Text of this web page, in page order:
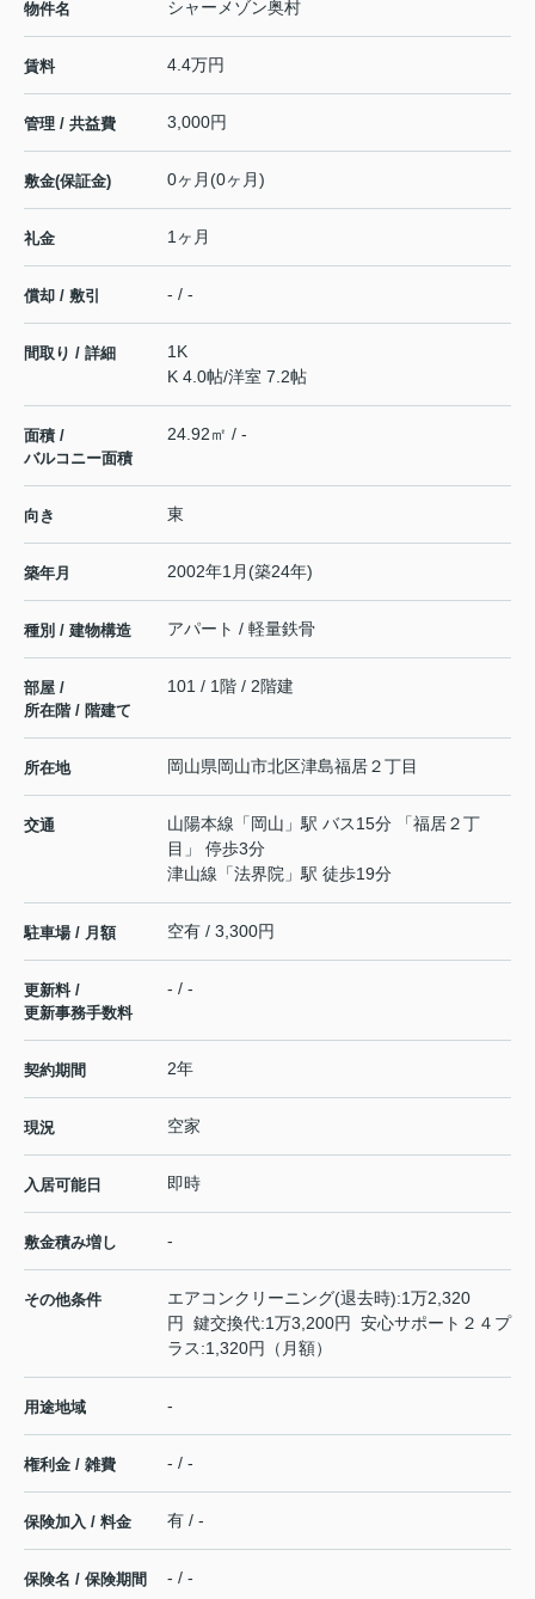
物件名 シャーメゾン奥村
賃料 4.4万円
管理 / 共益費 3,000円
敷金(保証金) 0ヶ月(0ヶ月)
礼金 1ヶ月
償却 / 敷引 - / -
間取り / 詳細
1K
K 4.0帖/洋室 7.2帖
面積 /
バルコニー面積
24.92㎡ / -
向き 東
築年月 2002年1月(築24年)
種別 / 建物構造 アパート / 軽量鉄骨
部屋 /
所在階 / 階建て
101 / 1階 / 2階建
所在地 岡山県岡山市北区津島福居２丁目
交通 山陽本線 「 岡山 」駅 バス15分 「福居２丁
目」 停歩3分
津山線 「法界院 」駅 徒歩19分
駐車場 / 月額 空有 / 3,300円
更新料 /
更新事務手数料
- / -
契約期間 2年
現況 空家
入居可能日 即時
敷金積み増し -
その他条件
エアコンクリーニング(退去時):1万2,320
円 鍵交換代:1万3,200円 安心サポート２４プ
ラス:1,320円（月額）
用途地域 -
権利金 / 雑費 - / -
保険加入 / 料金 有 / -
保険名 / 保険期間 - / -